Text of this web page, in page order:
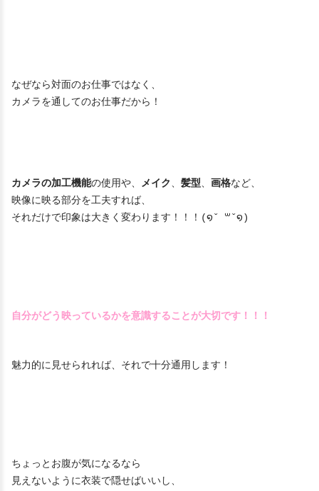
なぜなら対面のお仕事ではなく、
カメラを通してのお仕事だから！
カメラの加工機能の使用や、 メイク、 髪型、 画格など、
映像に映る部分を工夫すれば、
それだけで印象は大きく変わります！！！(໑ˇ ꒳ˇ໑)
自分がどう映っているかを意識することが大切です！！！
魅力的に見せられれば、それで十分通用します！
ちょっとお腹が気になるなら
見えないように衣装で隠せばいいし、